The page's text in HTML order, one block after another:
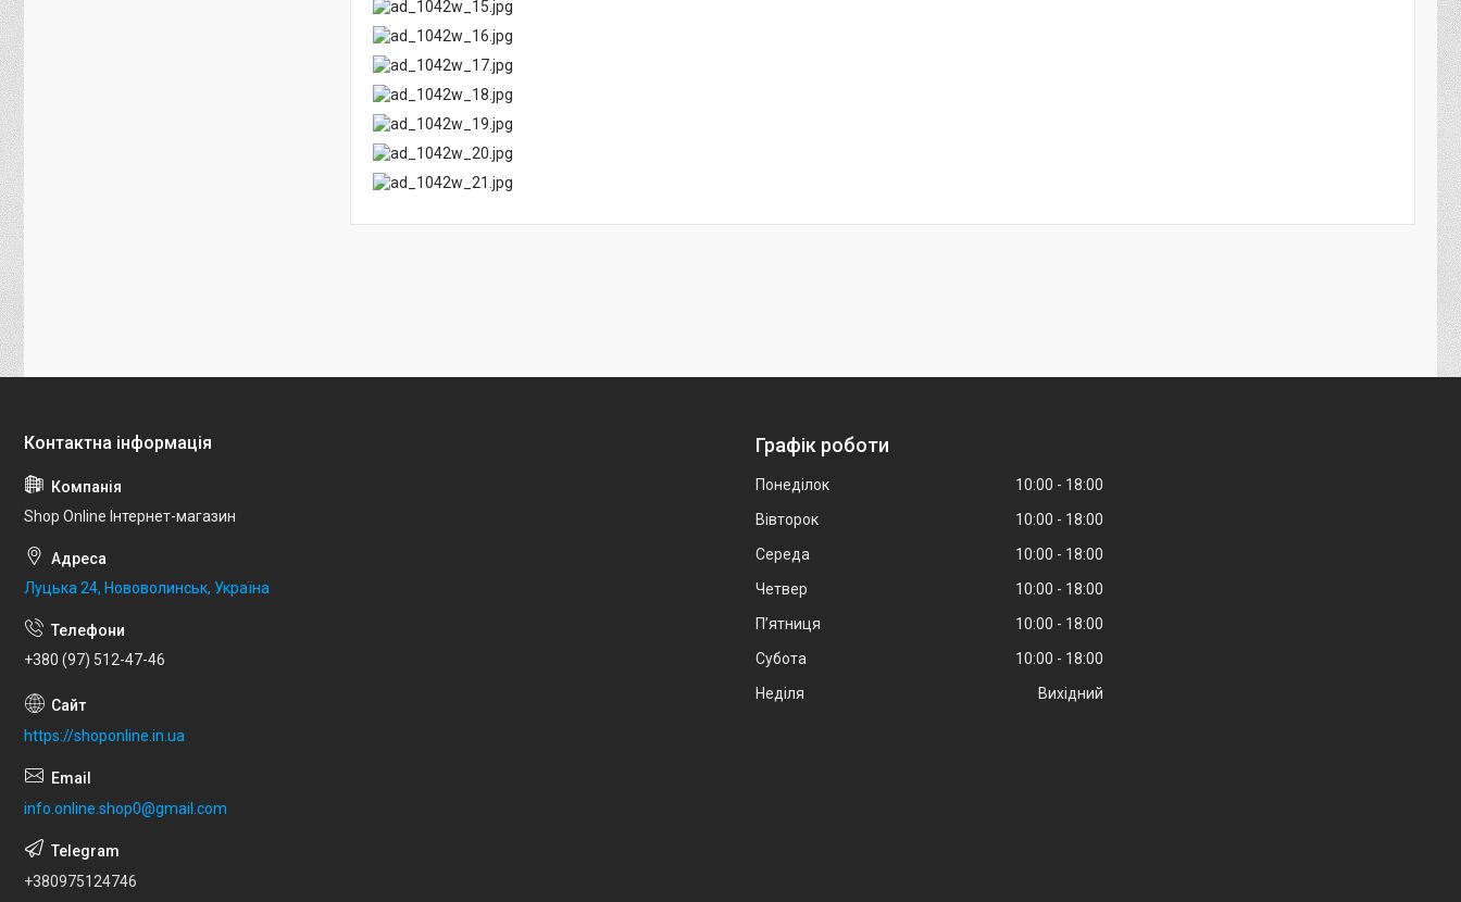
Shop Online Інтернет-магазин
Луцька 24, Нововолинськ, Україна
+380 (97) 512-47-46
https://shoponline.in.ua
info.online.shop0@gmail.com
+380975124746
Графік роботи
Понеділок 10:00
18:00
Вівторок
10:00
18:00
Середа
10:00
18:00
Четвер
10:00
18:00
Пʼятниця
10:00
18:00
Субота
10:00
18:00
Неділя
Вихідний